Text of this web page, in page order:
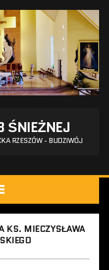
ŚNIEŻNEJ
RZESZÓW - BUDZIWÓJ
KS. MIECZYSŁAWA